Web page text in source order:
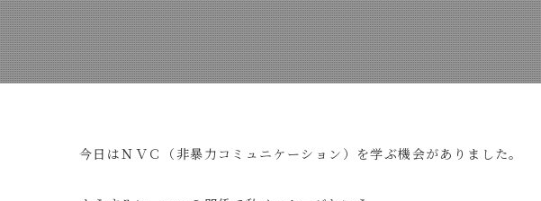
今日はＮＶＣ（非暴力コミュニケーション）を学ぶ機会がありました。